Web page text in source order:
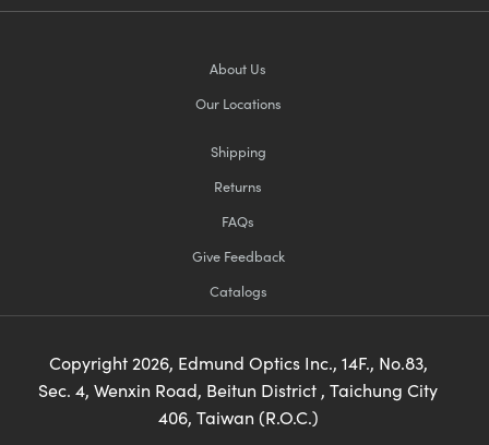
About Us
Our Locations
Shipping
Returns
FAQs
Give Feedback
Catalogs
Copyright 2026, Edmund Optics Inc., 14F., No.83,
Sec. 4, Wenxin Road, Beitun District , Taichung City
406, Taiwan (R.O.C.)